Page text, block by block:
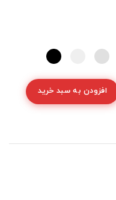
افزودن به سبد خرید